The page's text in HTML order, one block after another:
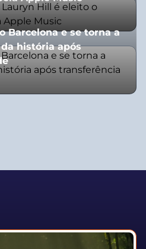
Barcelona e se torna a
história após